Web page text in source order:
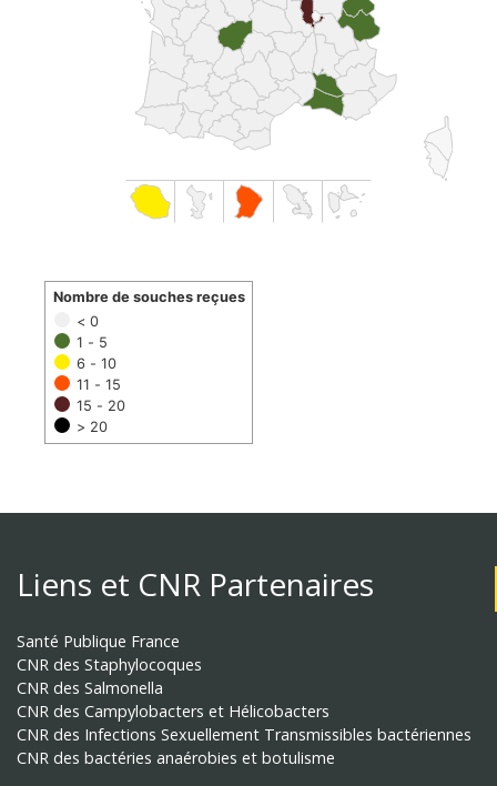
< 0
1 - 5
6 - 10
11 - 15
15 - 20
> 20
Nombre de souches reçues
Liens et CNR Partenaires
Santé Publique France
CNR des Staphylocoques
CNR des Salmonella
CNR des Campylobacters et Hélicobacters
CNR des Infections Sexuellement Transmissibles bactériennes
CNR des bactéries anaérobies et botulisme